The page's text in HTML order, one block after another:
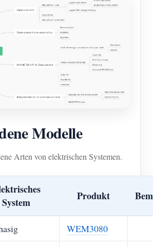
Modelle
Arten von elektrischen Systemen.
System
Produkt
WEM3080